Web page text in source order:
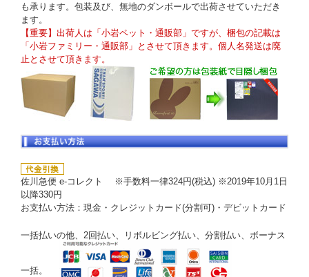
も承ります。包装及び、無地のダンボールで出荷させていただき
ます。
【重要】出荷人は「小岩ペット・通販部」ですが、梱包の記載は
「小岩ファミリー・通販部」とさせて頂きます。個人名発送は廃
止とさせて頂きます。
佐川急便 e-コレクト ※手数料一律324円(税込) ※2019年10月1日
以降330円
お支払い方法：現金・クレジットカード(分割可)・デビットカード
一括払いの他、2回払い、リボルビング払い、分割払い、ボーナス
一括。